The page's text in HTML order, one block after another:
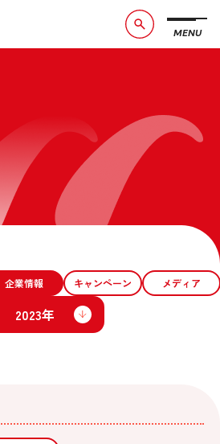
MENU
お問い合わせ
サービスサイト
企業情報 キャンペーン メディア
2023年